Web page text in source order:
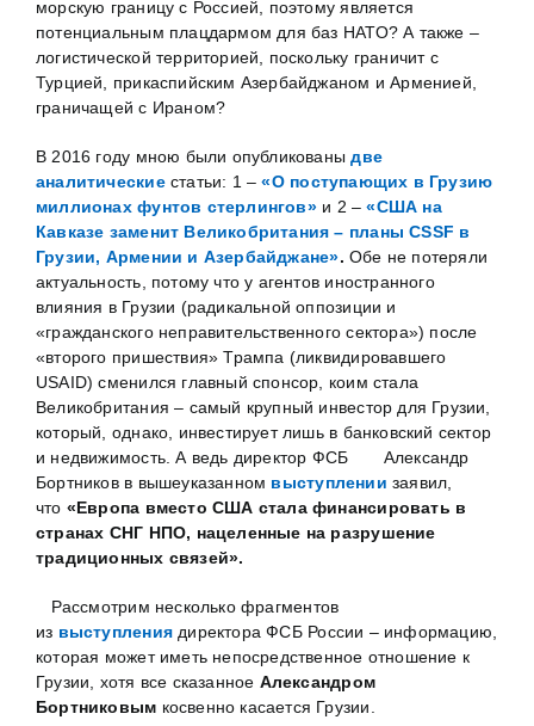
морскую границу с Россией, поэтому является
потенциальным плацдармом для баз НАТО? А также –
логистической территорией, поскольку граничит с
Турцией, прикаспийским Азербайджаном и Арменией,
граничащей с Ираном?
В 2016 году мною были опубликованыдве
аналитическиестатьи: 1 –«О поступающих в Грузию
миллионах фунтов стерлингов»и 2 –«США на
Кавказе заменит Великобритания – планы CSSF в
Грузии, Армении и Азербайджане». Обе не потеряли
актуальность, потому что у агентов иностранного
влияния в Грузии (радикальной оппозиции и
«гражданского неправительственного сектора») после
«второго пришествия» Трампа (ликвидировавшего
USAID) сменился главный спонсор, коим стала
Великобритания – самый крупный инвестор для Грузии,
который, однако, инвестирует лишь в банковский сектор
и недвижимость. А ведь директор ФСБ Александр
Бортников в вышеуказанном выступлении заявил,
что «Европа вместо США стала финансировать в
странах СНГ НПО, нацеленные на разрушение
традиционных связей».
Рассмотрим несколько фрагментов
из выступлениядиректора ФСБ России – информацию,
которая может иметь непосредственное отношение к
Грузии, хотя все сказанное Александром
Бортниковым косвенно касается Грузии.